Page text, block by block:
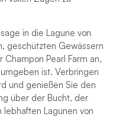
in die Lagune von
geschützten Gewässern
Pearl Farm an,
ist. Verbringen
und genießen Sie den
über der Bucht, der
Lagunen von